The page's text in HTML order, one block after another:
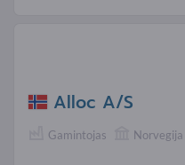
Alloc A/S
Gamintojas Norvegija